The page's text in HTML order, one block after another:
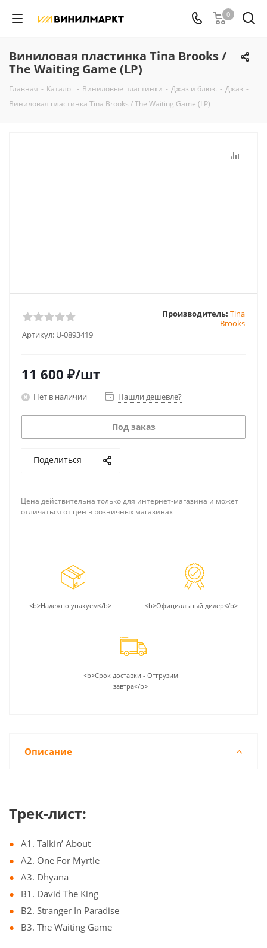
0
Виниловая пластинка Tina Brooks /
The Waiting Game (LP)
Главная - Каталог - Виниловые пластинки - Джаз и блюз. - Джаз -
Виниловая пластинка Tina Brooks / The Waiting Game (LP)
Артикул: U-0893419
Производитель: Tina
Brooks
11 600 ₽/шт
Нет в наличии Нашли дешевле?
Под заказ
Поделиться
Цена действительна только для интернет-магазина и может
отличаться от цен в розничных магазинах
<b>Надежно упакуем</b> <b>Официальный дилер</b>
<b>Срок доставки - Отгрузим
завтра</b>
Описание
Трек-лист:
A1. Talkin’ About
A2. One For Myrtle
A3. Dhyana
B1. David The King
B2. Stranger In Paradise
B3. The Waiting Game